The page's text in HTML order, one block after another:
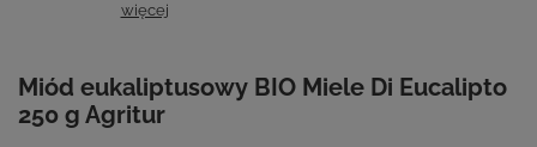
więcej
Miód eukaliptusowy BIO Miele Di Eucalipto
250 g Agritur